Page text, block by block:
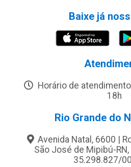
Baixe já
Horário de
18h
Rio Grande do
Avenida Natal, 6600 |
São José de Mipibú-
35.298.827/